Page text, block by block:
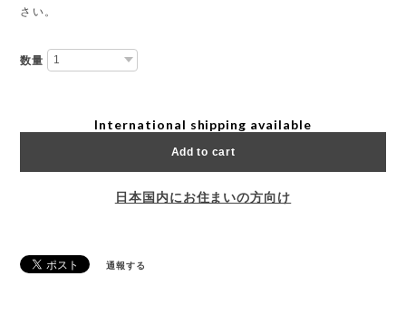
さい。
数量
International shipping available
Add to cart
日本国内にお住まいの方向け
通報する